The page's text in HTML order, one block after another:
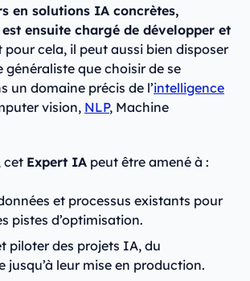
en solutions IA concrètes,
ensuite chargé de développer et
pour cela, il peut aussi bien disposer
généraliste que choisir de se
un domaine précis de l’intelligence
vision, NLP, Machine
cet Expert IA peut être amené à :
et processus existants pour
pistes d’optimisation.
piloter des projets IA, du
jusqu’à leur mise en production.